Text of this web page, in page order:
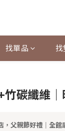
找單品 找
碳纖維
，父親節好禮｜全館